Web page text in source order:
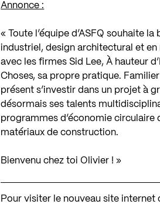
Annonce :
« Toute l’équipe d’ASFQ souhaite
industriel, design architectural et
avec les firmes Sid Lee, À hauteur
Choses, sa propre pratique.
présent s’investir dans un projet à
désormais ses talents
programmes d’économie circulaire
matériaux de construction.
Bienvenu chez toi Olivier ! »
Pour visiter le nouveau site internet